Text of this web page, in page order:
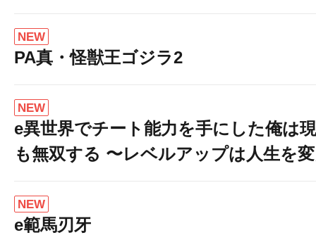
NEW
PA真・怪獣王ゴジラ2
NEW
e異世界でチート能力を手にした俺は
も無双する 〜レベルアップは人生を
NEW
e範馬刃牙